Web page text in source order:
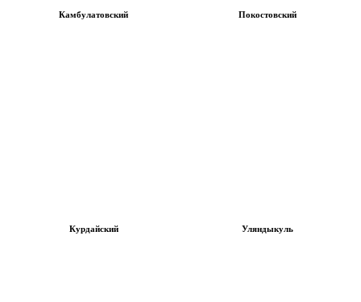
Камбулатовский Покостовский
Курдайский Уляндыкуль